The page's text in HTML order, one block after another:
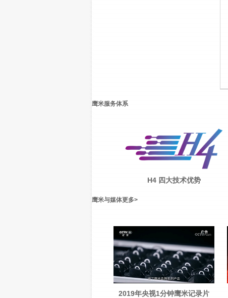
鹰米服务体系
H4 四大技术优势
鹰米与媒体更多>
2019年央视1分钟鹰米记录片